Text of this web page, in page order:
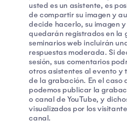
usted es un asistente, es
de compartir su imagen y
decide hacerlo, su imagen
quedarán registrados en la
seminarios web incluirán
respuestas moderada. Si
sesión, sus comentarios
otros asistentes al evento
de la grabación. En el caso
podemos publicar la
o canal de YouTube, y
visualizados por los
canal.